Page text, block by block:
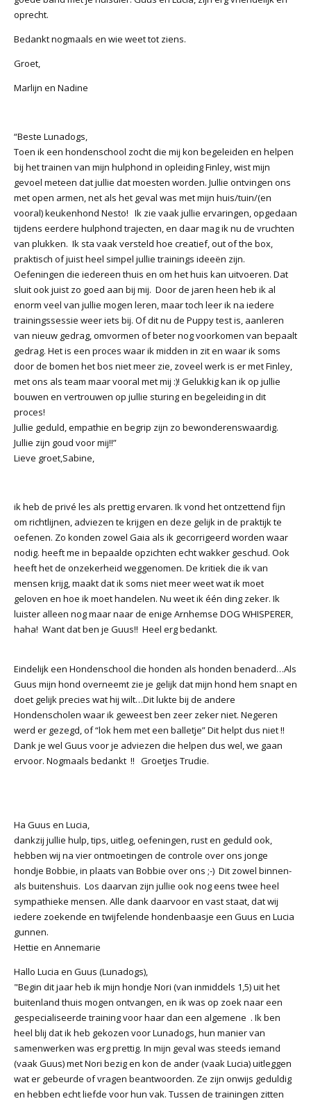
oprecht.
Bedankt nogmaals en wie weet tot ziens.
Groet,
Marlijn en Nadine
“Beste Lunadogs,
Toen ik een hondenschool zocht die mij kon begeleiden en helpen
bij het trainen van mijn hulphond in opleiding Finley, wist mijn
gevoel meteen dat jullie dat moesten worden. Jullie ontvingen ons
met open armen, net als het geval was met mijn huis/tuin/(en
vooral) keukenhond Nesto! Ik zie vaak jullie ervaringen, opgedaan
tijdens eerdere hulphond trajecten, en daar mag ik nu de vruchten
van plukken. Ik sta vaak versteld hoe creatief, out of the box,
praktisch of juist heel simpel jullie trainings ideeën zijn.
Oefeningen die iedereen thuis en om het huis kan uitvoeren. Dat
sluit ook juist zo goed aan bij mij. Door de jaren heen heb ik al
enorm veel van jullie mogen leren, maar toch leer ik na iedere
trainingssessie weer iets bij. Of dit nu de Puppy test is, aanleren
van nieuw gedrag, omvormen of beter nog voorkomen van bepaalt
gedrag. Het is een proces waar ik midden in zit en waar ik soms
door de bomen het bos niet meer zie, zoveel werk is er met Finley,
met ons als team maar vooral met mij :)! Gelukkig kan ik op jullie
bouwen en vertrouwen op jullie sturing en begeleiding in dit
proces!
Jullie geduld, empathie en begrip zijn zo bewonderenswaardig.
Jullie zijn goud voor mij!!”
Lieve groet,Sabine,
ik heb de privé les als prettig ervaren. Ik vond het ontzettend fijn
om richtlijnen, adviezen te krijgen en deze gelijk in de praktijk te
oefenen. Zo konden zowel Gaia als ik gecorrigeerd worden waar
nodig. heeft me in bepaalde opzichten echt wakker geschud. Ook
heeft het de onzekerheid weggenomen. De kritiek die ik van
mensen krijg, maakt dat ik soms niet meer weet wat ik moet
geloven en hoe ik moet handelen. Nu weet ik één ding zeker. Ik
luister alleen nog maar naar de enige Arnhemse DOG WHISPERER,
haha! Want dat ben je Guus!! Heel erg bedankt.
Eindelijk een Hondenschool die honden als honden benaderd…Als
Guus mijn hond overneemt zie je gelijk dat mijn hond hem snapt en
doet gelijk precies wat hij wilt…Dit lukte bij de andere
Hondenscholen waar ik geweest ben zeer zeker niet. Negeren
werd er gezegd, of “lok hem met een balletje” Dit helpt dus niet !!
Dank je wel Guus voor je adviezen die helpen dus wel, we gaan
ervoor. Nogmaals bedankt !! Groetjes Trudie.
Ha Guus en Lucia,
dankzij jullie hulp, tips, uitleg, oefeningen, rust en geduld ook,
hebben wij na vier ontmoetingen de controle over ons jonge
hondje Bobbie, in plaats van Bobbie over ons ;-) Dit zowel binnen-
als buitenshuis. Los daarvan zijn jullie ook nog eens twee heel
sympathieke mensen. Alle dank daarvoor en vast staat, dat wij
iedere zoekende en twijfelende hondenbaasje een Guus en Lucia
gunnen.
Hettie en Annemarie
Hallo Lucia en Guus (Lunadogs),
"Begin dit jaar heb ik mijn hondje Nori (van inmiddels 1,5) uit het
buitenland thuis mogen ontvangen, en ik was op zoek naar een
gespecialiseerde training voor haar dan een algemene . Ik ben
heel blij dat ik heb gekozen voor Lunadogs, hun manier van
samenwerken was erg prettig. In mijn geval was steeds iemand
(vaak Guus) met Nori bezig en kon de ander (vaak Lucia) uitleggen
wat er gebeurde of vragen beantwoorden. Ze zijn onwijs geduldig
en hebben echt liefde voor hun vak. Tussen de trainingen zitten